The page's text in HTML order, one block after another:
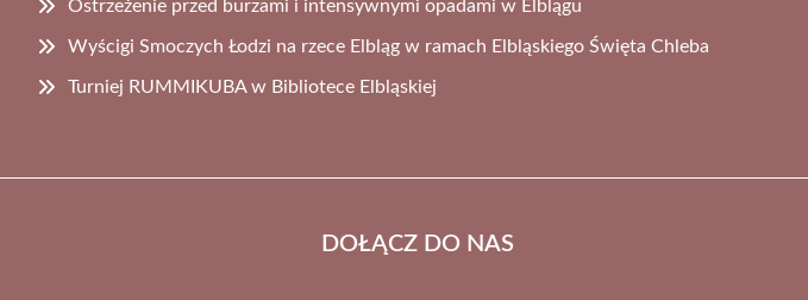
Ostrzeżenie przed burzami i intensywnymi opadami w Elblągu
Wyścigi Smoczych Łodzi na rzece Elbląg w ramach Elbląskiego Święta Chleba
Turniej RUMMIKUBA w Bibliotece Elbląskiej
DOŁĄCZ DO NAS